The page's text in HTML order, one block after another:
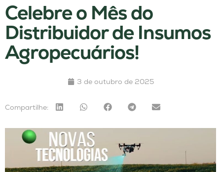
Celebre o Mês do
Distribuidor de Insumos
Agropecuários!
3 de outubro de 2025
Compartilhe: